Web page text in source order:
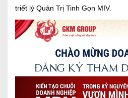
triết lý Quản Trị Tinh Gọn MIV.